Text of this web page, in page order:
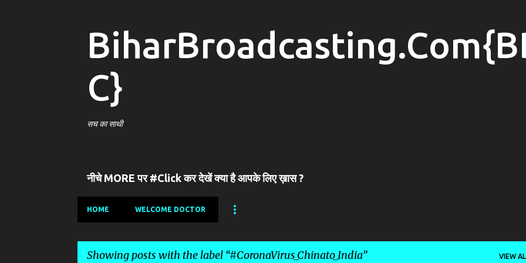
C}
सच का साथी
नीचे MORE पर #Click कर देखें क्या है आपके लिए ख़ास ?
HOME WELCOME DOCTOR
Showing posts with the label #CoronaVirus_Chinato_India VIEW